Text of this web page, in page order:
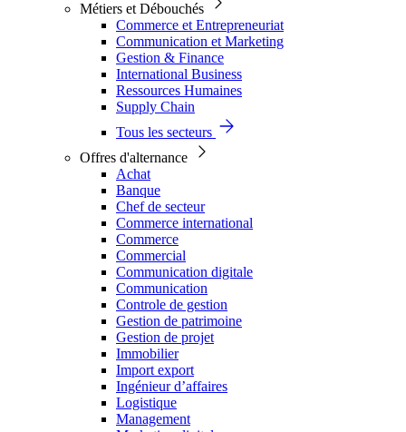
Métiers et Débouchés
Commerce et Entrepreneuriat
Communication et Marketing
Gestion & Finance
International Business
Ressources Humaines
Supply Chain
Tous les secteurs
Offres d'alternance
Achat
Banque
Chef de secteur
Commerce international
Commerce
Commercial
Communication digitale
Communication
Controle de gestion
Gestion de patrimoine
Gestion de projet
Immobilier
Import export
Ingénieur d’affaires
Logistique
Management